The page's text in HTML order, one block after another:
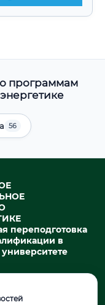
программам
56
переподготовка
в
активная ссылка